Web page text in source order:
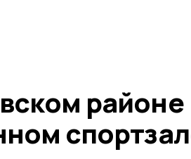
районе